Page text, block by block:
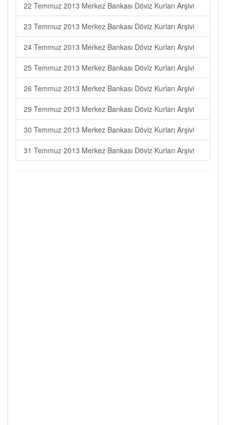
22 Temmuz 2013 Merkez Bankası Döviz Kurları Arşivi
23 Temmuz 2013 Merkez Bankası Döviz Kurları Arşivi
24 Temmuz 2013 Merkez Bankası Döviz Kurları Arşivi
25 Temmuz 2013 Merkez Bankası Döviz Kurları Arşivi
26 Temmuz 2013 Merkez Bankası Döviz Kurları Arşivi
29 Temmuz 2013 Merkez Bankası Döviz Kurları Arşivi
30 Temmuz 2013 Merkez Bankası Döviz Kurları Arşivi
31 Temmuz 2013 Merkez Bankası Döviz Kurları Arşivi